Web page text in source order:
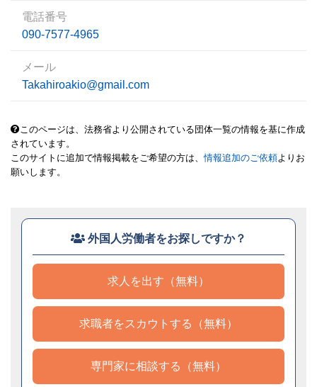
電話番号
090-7577-4965
メール
Takahiroakio@gmail.com
このページは、法務省より公開されている団体一覧の情報を基に作成
されています。
このサイトに追加で情報掲載をご希望の方は、情報追加のご依頼よりお
願いします。
外国人労働者をお探しですか？
求人を出す（無料）
求職者をスカウトする（無料）
専門家に相談する（無料）